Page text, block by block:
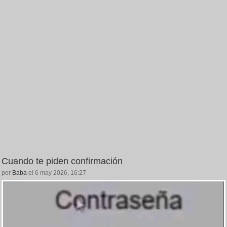
Cuando te piden confirmación
por Baba el 6 may 2026, 16:27